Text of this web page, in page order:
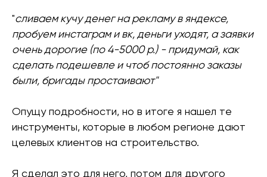
"сливаем кучу денег на рекламу в яндексе,
пробуем инстаграм и вк, деньги уходят, а заявки
очень дорогие (по 4-5000 р.) - придумай, как
сделать подешевле и чтоб постоянно заказы
были, бригады простаивают"
Опущу подробности, но в итоге я нашел те
инструменты, которые в любом регионе дают
целевых клиентов на строительство.
Я сделал это для него, потом для другого